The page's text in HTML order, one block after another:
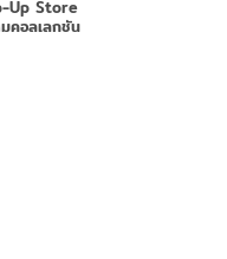
Up Store
คอลเลกชัน